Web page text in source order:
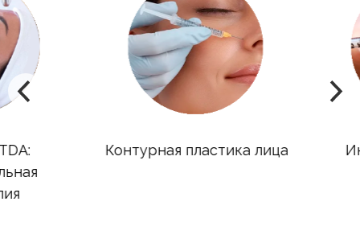
Контурная пластика лица